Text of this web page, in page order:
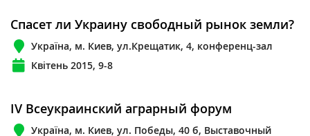
Спасет ли Украину свободный рынок земли?
Україна, м. Киев, ул.Крещатик, 4, конференц-зал
Квітень 2015, 9-8
IV Всеукраинский аграрный форум
Україна, м. Киев, ул. Победы, 40 б, Выставочный